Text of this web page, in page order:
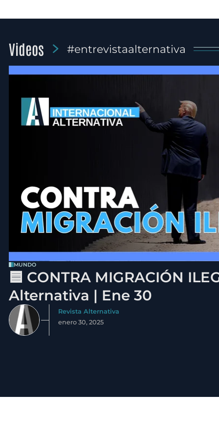
Videos #entrevistaalternativa
MUNDO
🟦 CONTRA MIGRACIÓN
Alternativa | Ene 30
Revista Alternativa
enero 30, 2025